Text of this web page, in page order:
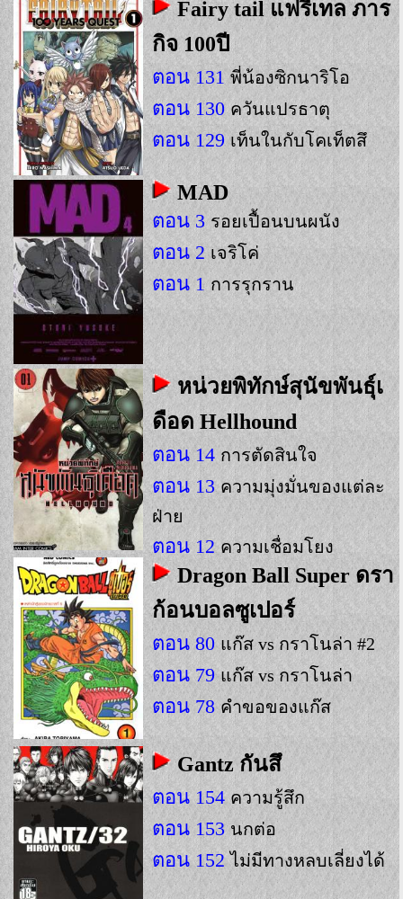
Fairy tail แฟรี่เทล ภาร
กิจ 100ปี
ตอน 131 พี่น้องซิกนาริโอ
ตอน 130 ควันแปรธาตุ
ตอน 129 เท็นในกับโคเท็ตสึ
MAD
ตอน 3 รอยเปื้อนบนผนัง
ตอน 2 เจริโค่
ตอน 1 การรุกราน
หน่วยพิทักษ์สุนัขพันธุ์เ
ดือด Hellhound
ตอน 14 การตัดสินใจ
ตอน 13 ความมุ่งมั่นของแต่ละ
ฝ่าย
ตอน 12 ความเชื่อมโยง
Dragon Ball Super ดรา
ก้อนบอลซูเปอร์
ตอน 80 แก๊ส vs กราโนล่า #2
ตอน 79 แก๊ส vs กราโนล่า
ตอน 78 คำขอของแก๊ส
Gantz กันสึ
ตอน 154 ความรู้สึก
ตอน 153 นกต่อ
ตอน 152 ไม่มีทางหลบเลี่ยงได้